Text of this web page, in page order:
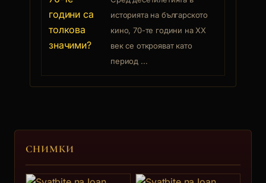
Стефан Данаилов
Роден е на 9 декември 1942 в София. Мечтае да
стане моряк в гражд... [още]
Бургундецът
Цветана Манева
30.01.1944 г. в Пловдив. Цве... [още]
историята на българското
кино, 70-те години на XX
век се открояват като
период ...
СНИМКИ